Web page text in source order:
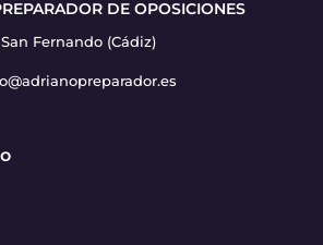
DE OPOSICIONES
San Fernando (Cádiz)